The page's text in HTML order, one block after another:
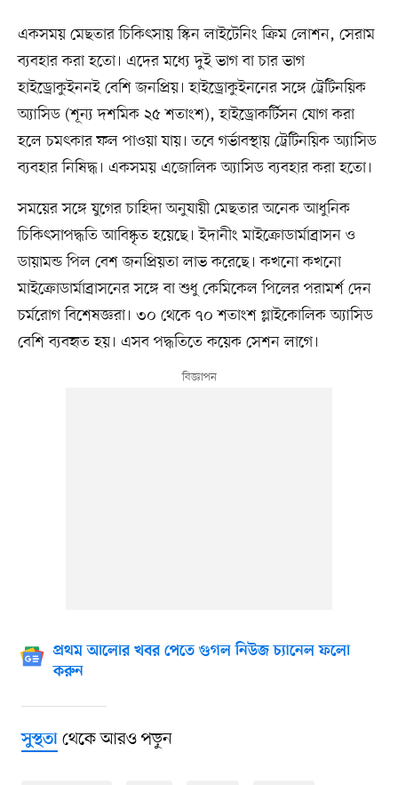
একসময় মেছতার চিকিৎসায় স্কিন লাইটেনিং ক্রিম লোশন, সেরাম
ব্যবহার করা হতো। এদের মধ্যে দুই ভাগ বা চার ভাগ
হাইড্রোকুইননই বেশি জনপ্রিয়। হাইড্রোকুইননের সঙ্গে ট্রেটিনয়িক
অ্যাসিড (শূন্য দশমিক ২৫ শতাংশ), হাইড্রোকর্টিসন যোগ করা
হলে চমৎকার ফল পাওয়া যায়। তবে গর্ভাবস্থায় ট্রেটিনয়িক অ্যাসিড
ব্যবহার নিষিদ্ধ। একসময় এজোলিক অ্যাসিড ব্যবহার করা হতো।
সময়ের সঙ্গে যুগের চাহিদা অনুযায়ী মেছতার অনেক আধুনিক
চিকিৎসাপদ্ধতি আবিষ্কৃত হয়েছে। ইদানীং মাইক্রোডার্মাব্রাসন ও
ডায়ামন্ড পিল বেশ জনপ্রিয়তা লাভ করেছে। কখনো কখনো
মাইক্রোডার্মাব্রাসনের সঙ্গে বা শুধু কেমিকেল পিলের পরামর্শ দেন
চর্মরোগ বিশেষজ্ঞরা। ৩০ থেকে ৭০ শতাংশ গ্লাইকোলিক অ্যাসিড
বেশি ব্যবহৃত হয়। এসব পদ্ধতিতে কয়েক সেশন লাগে।
প্রথম আলোর খবর পেতে গুগল নিউজ চ্যানেল ফলো
করুন
সুস্থতাথেকে আরও পড়ুন